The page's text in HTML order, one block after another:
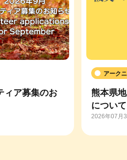
ィア募集のお
アーク
熊本県
について
2026年07月